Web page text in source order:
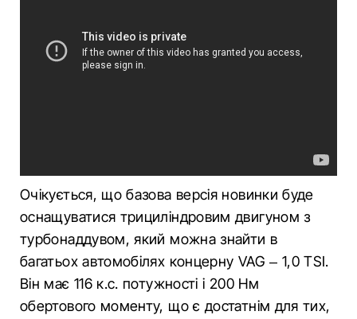
Очікується, що базова версія новинки буде
оснащуватися трициліндровим двигуном з
турбонаддувом, який можна знайти в
багатьох автомобілях концерну VAG – 1,0 TSI.
Він має 116 к.с. потужності і 200 Нм
обертового моменту, що є достатнім для тих,